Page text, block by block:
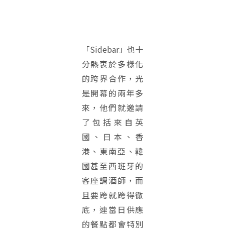
「Sidebar」也十
分熱衷於多樣化
的跨界合作，光
是開幕的兩年多
來，他們就邀請
了包括來自英
國、日本、香
港、東南亞、韓
國甚至西班牙的
客座調酒師，而
且要跨就跨得徹
底，連當日供應
的餐點都會特別